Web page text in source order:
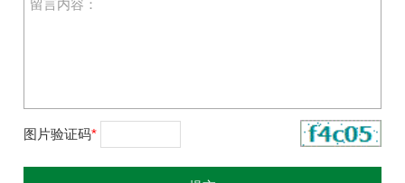
图片验证码*